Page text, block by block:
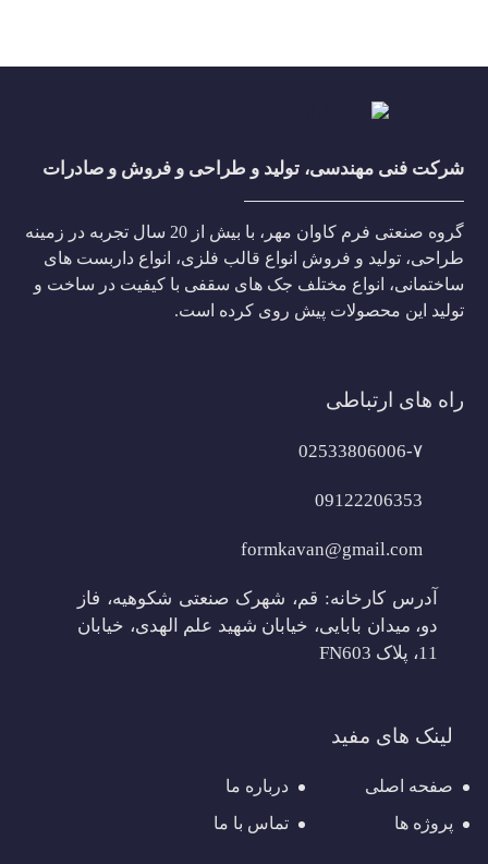
شرکت فنی مهندسی، تولید و طراحی و فروش و صادرات
گروه صنعتی فرم کاوان مهر، با بیش از 20 سال تجربه در زمینه
طراحی، تولید و فروش انواع قالب فلزی، انواع داربست های
ساختمانی، انواع مختلف جک های سقفی با کیفیت در ساخت و
تولید این محصولات پیش روی کرده است.
راه های ارتباطی
02533806006-۷
09122206353
formkavan@gmail.com
آدرس کارخانه: قم، شهرک صنعتی شکوهیه، فاز
دو، میدان بابایی، خیابان شهید علم الهدی، خیابان
11، پلاک FN603
لینک های مفید
صفحه اصلی
پروژه ها
درباره ما
تماس با ما